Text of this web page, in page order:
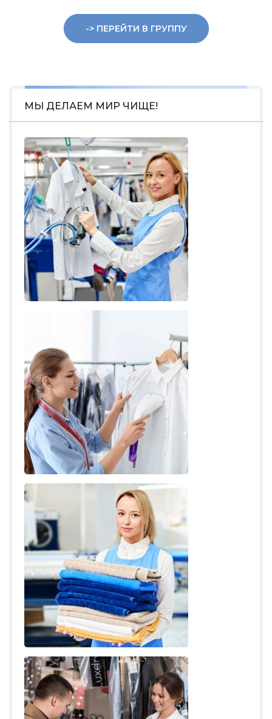
-> ПЕРЕЙТИ В ГРУППУ
МЫ ДЕЛАЕМ МИР ЧИЩЕ!